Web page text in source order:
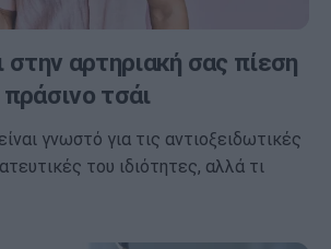
στην αρτηριακή σας πίεση
τσάι
γνωστό για τις αντιοξειδωτικές
του ιδιότητες, αλλά τι